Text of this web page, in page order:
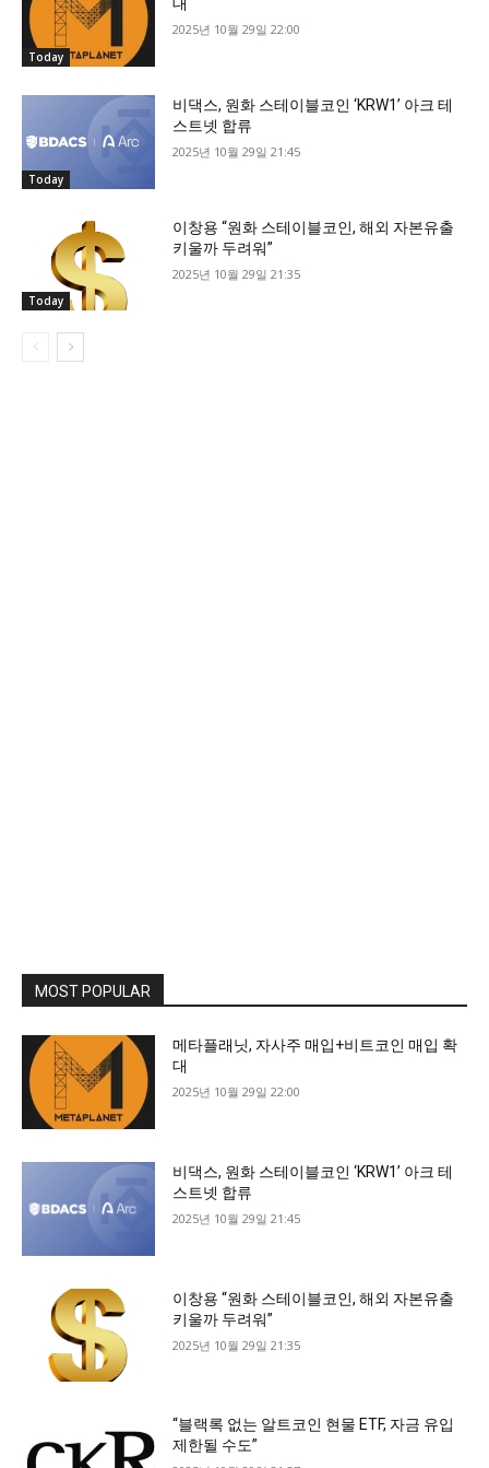
Today
대
2025년 10월 29일 22:00
Today
비댁스, 원화 스테이블코인 ‘KRW1’ 아크 테
스트넷 합류
2025년 10월 29일 21:45
Today
이창용 “원화 스테이블코인, 해외 자본유출
키울까 두려워”
2025년 10월 29일 21:35
MOST POPULAR
메타플래닛, 자사주 매입+비트코인 매입 확
대
2025년 10월 29일 22:00
비댁스, 원화 스테이블코인 ‘KRW1’ 아크 테
스트넷 합류
2025년 10월 29일 21:45
이창용 “원화 스테이블코인, 해외 자본유출
키울까 두려워”
2025년 10월 29일 21:35
“블랙록 없는 알트코인 현물 ETF, 자금 유입
제한될 수도”